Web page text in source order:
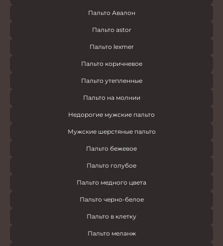
Пальто Авалон
Пальто astor
Пальто lexmer
Пальто коричневое
Пальто утепленные
Пальто на молнии
Недорогие мужские пальто
Мужские шерстяные пальто
Пальто бежевое
Пальто голубое
Пальто медного цвета
Пальто черно-белое
Пальто в клетку
Пальто меланж